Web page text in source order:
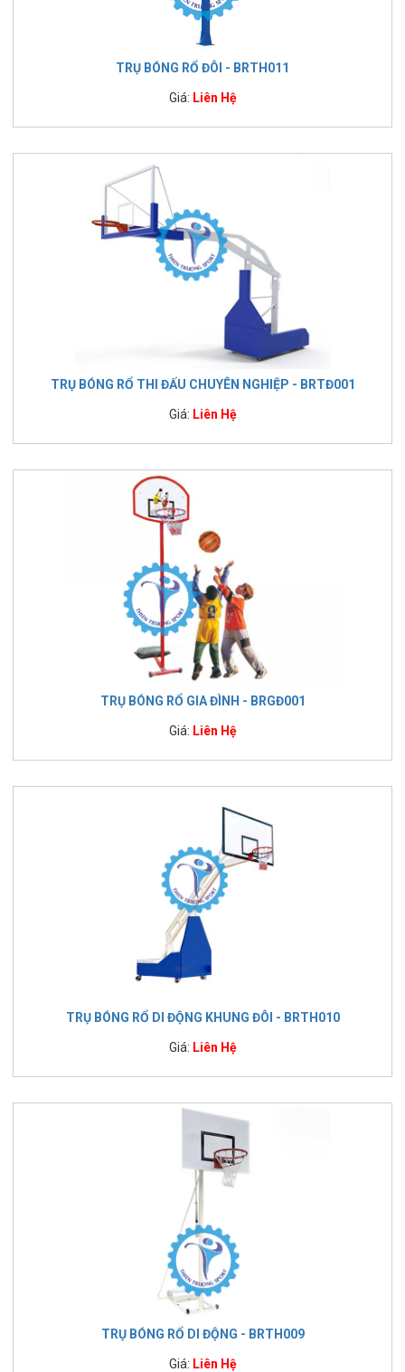
TRỤ BÓNG RỔ ĐÔI - BRTH011
Giá: Liên Hệ
TRỤ BÓNG RỔ THI ĐẤU CHUYÊN NGHIỆP - BRTĐ001
Giá: Liên Hệ
TRỤ BÓNG RỔ GIA ĐÌNH - BRGĐ001
Giá: Liên Hệ
TRỤ BÓNG RỔ DI ĐỘNG KHUNG ĐÔI - BRTH010
Giá: Liên Hệ
TRỤ BÓNG RỔ DI ĐỘNG - BRTH009
Giá: Liên Hệ